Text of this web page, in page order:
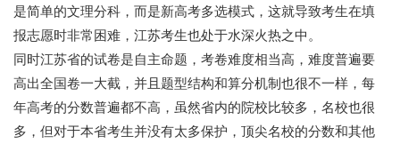
是简单的文理分科，而是新高考多选模式，这就导致考生在填
报志愿时非常困难，江苏考生也处于水深火热之中。
同时江苏省的试卷是自主命题，考卷难度相当高，难度普遍要
高出全国卷一大截，并且题型结构和算分机制也很不一样，每
年高考的分数普遍都不高，虽然省内的院校比较多，名校也很
多，但对于本省考生并没有太多保护，顶尖名校的分数和其他